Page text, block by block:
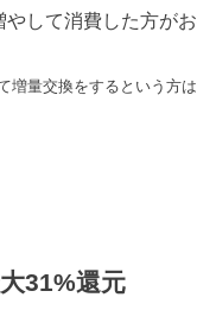
やして消費した方がお
増量交換をするという方は
31%還元